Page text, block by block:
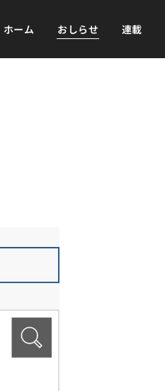
ホーム おしらせ 連載